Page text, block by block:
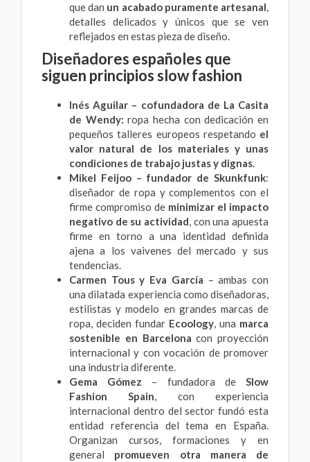
que dan un acabado puramente artesanal,
detalles delicados y únicos que se ven
reflejados en estas pieza de diseño.
Diseñadores españoles que
siguen principios slow fashion
Inés Aguilar – cofundadora de La Casita
de Wendy:ropa hecha con dedicación en
pequeños talleres europeos respetando el
valor natural de los materiales y unas
condiciones de trabajo justas y dignas.
Mikel Feijoo – fundador de Skunkfunk:
diseñador de ropa y complementos con el
firme compromiso de minimizar el impacto
negativo de su actividad, con una apuesta
firme en torno a una identidad definida
ajena a los vaivenes del mercado y sus
tendencias.
Carmen Tous y Eva García – ambas con
una dilatada experiencia como diseñadoras,
estilistas y modelo en grandes marcas de
ropa, deciden fundar Ecoology, una marca
sostenible en Barcelona con proyección
internacional y con vocación de promover
una industria diferente.
Gema Gómez – fundadora deSlow
Fashion Spain, con experiencia
internacional dentro del sector fundó esta
entidad referencia del tema en España.
Organizan cursos, formaciones y en
general promueven otra manera de